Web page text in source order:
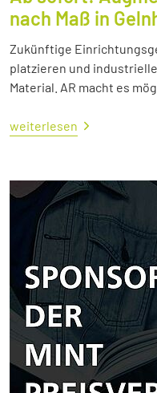
nach Maß in
Zukünftige
platzieren und
Material. AR macht es
weiterlesen